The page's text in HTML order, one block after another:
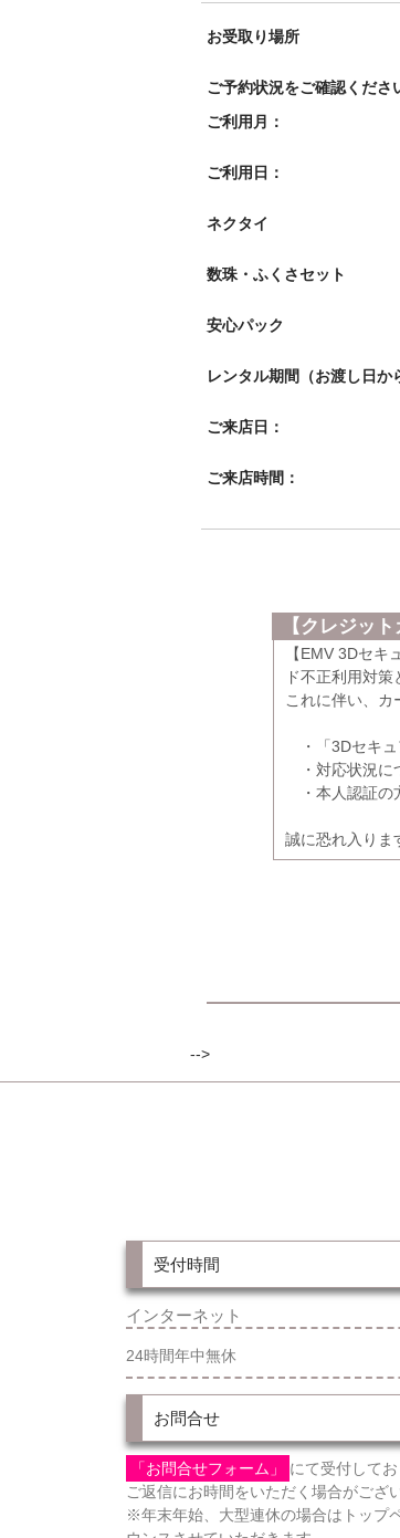
お受取り場所
ご予約状況をご確認くださ
ご利用月：
ご利用日：
ネクタイ
数珠・ふくさセット
安心パック
レンタル期間（お渡し日か
ご来店日：
ご来店時間：
【クレジッ
【EMV 3Dセ
ド不正利用対
これに伴い、カ
・「3Dセキュ
・対応状況に
・本人認証の
誠に恐れ入りま
-->
受付時間
インターネット
24時間年中無休
お問合せ
「お問合せフォーム」
にて受付してお
ご返信にお時間をいただく場合がござ
※年末年始、大型連休の場合はトップ